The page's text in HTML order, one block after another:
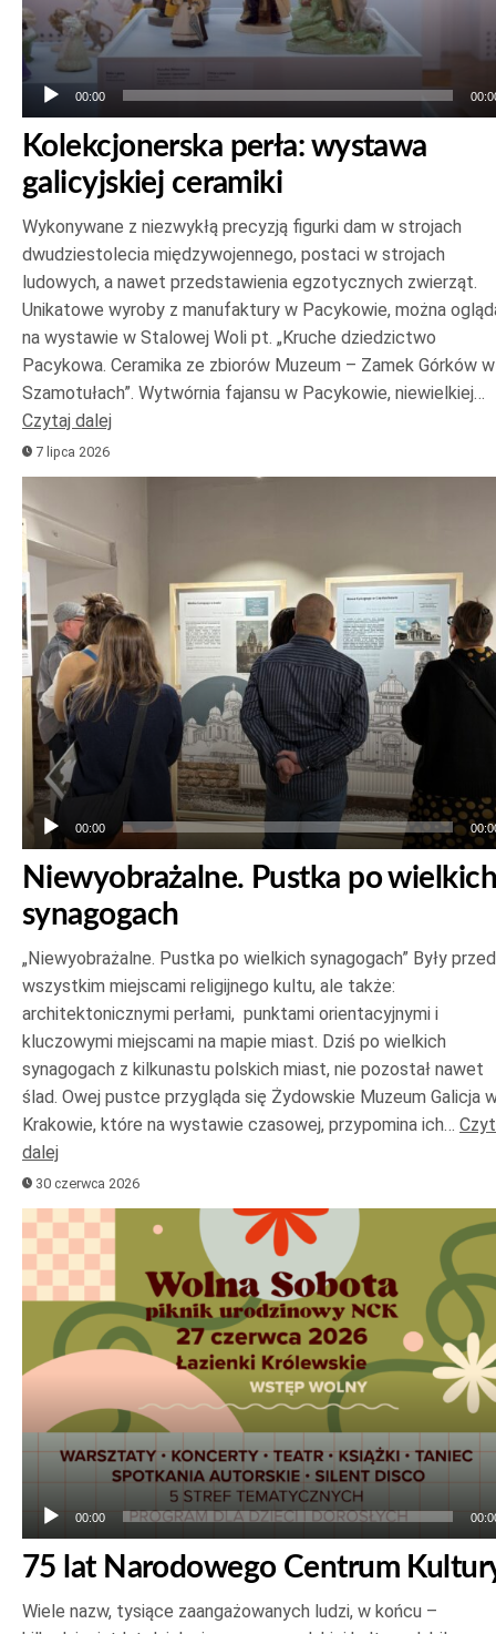
00:00
Kolekcjonerska perła: wystawa
galicyjskiej ceramiki
Wykonywane z niezwykłą precyzją figurki dam w strojach
dwudziestolecia międzywojennego, postaci w strojach
ludowych, a nawet przedstawienia egzotycznych zwierząt.
Unikatowe wyroby z manufaktury w Pacykowie, można
na wystawie w Stalowej Woli pt. „Kruche dziedzictwo
Pacykowa. Ceramika ze zbiorów Muzeum – Zamek Górków w
Szamotułach”. Wytwórnia fajansu w Pacykowie, niewielkiej…
Czytaj dalej
7 lipca 2026
plików
dźwiękowych
00:00
Niewyobrażalne. Pustka po wielkich
synagogach
„Niewyobrażalne. Pustka po wielkich synagogach” Były
wszystkim miejscami religijnego kultu, ale także:
architektonicznymi perłami, punktami orientacyjnymi i
kluczowymi miejscami na mapie miast. Dziś po wielkich
synagogach z kilkunastu polskich miast, nie pozostał nawet
ślad. Owej pustce przygląda się Żydowskie Muzeum Galicja
Krakowie, które na wystawie czasowej, przypomina ich…
dalej
30 czerwca 2026
Odtwarzacz
plików
dźwiękowych
00:00
75 lat Narodowego Centrum
Wiele nazw, tysiące zaangażowanych ludzi, w końcu –